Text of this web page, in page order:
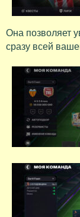
Она позволяет
сразу всей